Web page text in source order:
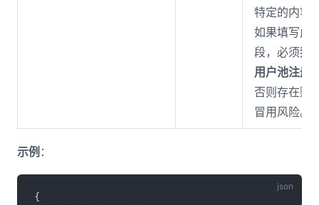
特定的内容
如果填写此
段，必须禁
用户池注册
否则存在账
冒用风险。
示例 ：
{